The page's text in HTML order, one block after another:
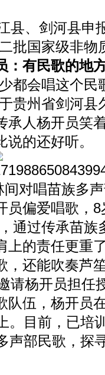
、剑河县申
批国家级非物
：有民歌的地
会唱这个民
贵州省剑河
承人杨开员笑
的还好听。
对唱苗族多声
偏爱唱歌，8
通过传承苗
上的责任更重
还能吹奏芦
请杨开员担任
队伍，杨开员
。目前，已培
声部民歌，探